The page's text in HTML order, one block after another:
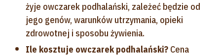
żyje owczarek podhalański, zależeć będzie od
jego genów, warunków utrzymania, opieki
zdrowotnej i sposobu żywienia.
Ile kosztuje owczarek podhalański? Cena